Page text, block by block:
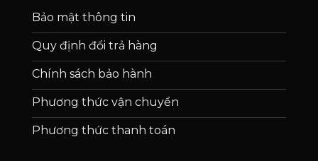
Bảo mật thông tin
Quy định đổi trả hàng
Chính sách bảo hành
Phương thức vận chuyển
Phương thức thanh toán